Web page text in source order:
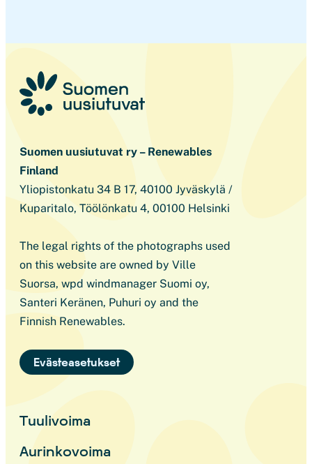
Suomen uusiutuvat ry – Renewables
Finland
Yliopistonkatu 34 B 17, 40100 Jyväskylä /
Kuparitalo, Töölönkatu 4, 00100 Helsinki
The legal rights of the photographs used
on this website are owned by Ville
Suorsa, wpd windmanager Suomi oy,
Santeri Keränen, Puhuri oy and the
Finnish Renewables.
Evästeasetukset
Tuulivoima
Aurinkovoima